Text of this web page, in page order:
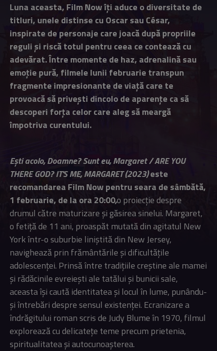
Luna aceasta, Film Now îți aduce o diversitate de
titluri, unele distinse cu Oscar sau César,
inspirate de personaje care joacă după propriile
reguli și riscă totul pentru ceea ce contează cu
adevărat. Între momente de haz, adrenalină sau
emoție pură, filmele lunii februarie transpun
fragmente impresionante de viață care te
provoacă să privești dincolo de aparențe ca să
descoperi forța celor care aleg să meargă
împotriva curentului.
Ești acolo, Doamne? Sunt eu, Margaret / ARE YOU
THERE GOD? IT'S ME, MARGARET (2023)este
recomandarea Film Now pentru seara de sâmbătă,
1 februarie, de la ora 20:00,o proiecție despre
drumul către maturizare și găsirea sinelui. Margaret,
o fetiță de 11 ani, proaspăt mutată din agitatul New
York într-o suburbie liniștită din New Jersey,
navighează prin frământările și dificultățile
adolescenței. Prinsă între tradițiile creștine ale mamei
și rădăcinile evreiești ale tatălui și bunicii sale,
aceasta își caută identitatea și locul în lume, punându-
și întrebări despre sensul existenței. Ecranizare a
îndrăgitului roman scris de Judy Blume în 1970, filmul
explorează cu delicatețe teme precum prietenia,
spiritualitatea și autocunoașterea.